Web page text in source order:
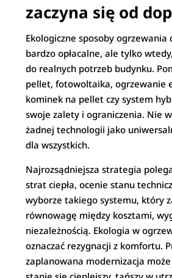
zaczyna się od
Ekologiczne sposoby ogrzewania
bardzo opłacalne, ale tylko
do realnych potrzeb budynku.
pellet, fotowoltaika, ogrzewanie
kominek na pellet czy system
swoje zalety i ograniczenia. Nie
żadnej technologii jako
dla wszystkich.
Najrozsądniejsza strategia
strat ciepła, ocenie stanu
wyborze takiego systemu, który
równowagę między kosztami,
niezależnością. Ekologia w
oznaczać rezygnacji z komfortu.
zaplanowana modernizacja